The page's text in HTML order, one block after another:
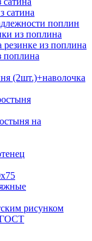
сатина
поплин
из поплина
из поплина
поплина
(2шт.)+наволочка
на
рисунком
ГОСТ